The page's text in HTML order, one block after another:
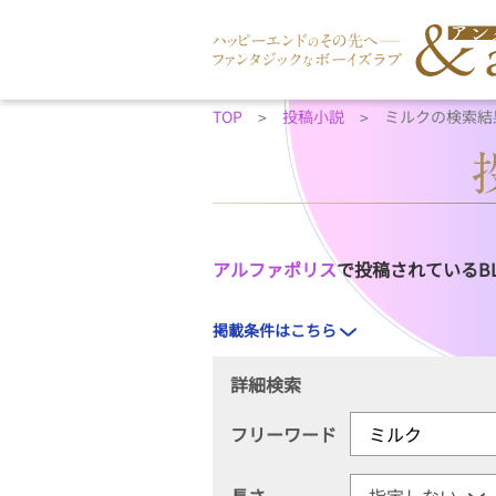
TOP 投稿小説 ミルクの検索
アルファポリスで投稿されている
掲載条件はこちら
詳細検索
フリーワード